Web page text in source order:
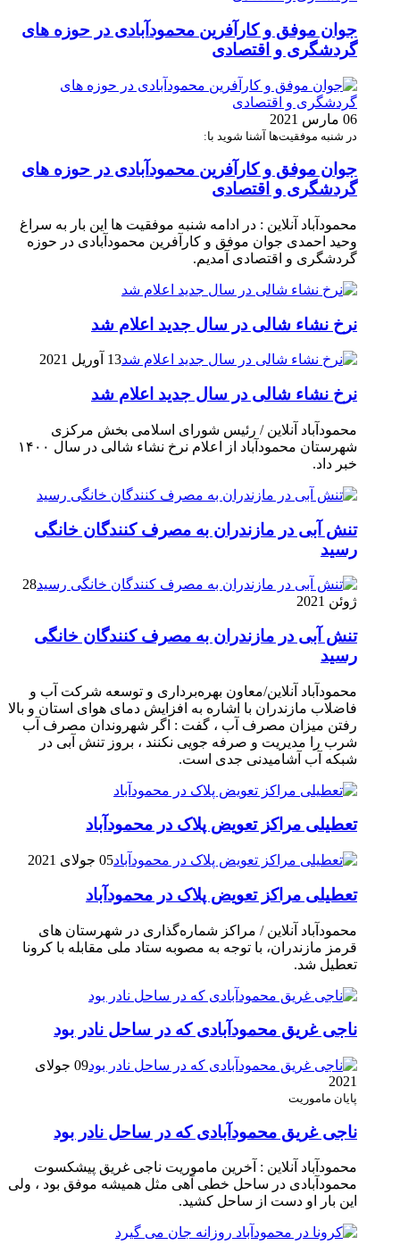
جوان موفق و کارآفرین محمودآبادی در حوزه های
گردشگری و اقتصادی
06 مارس 2021
در شنبه موفقیت‌ها آشنا شوید با:
جوان موفق و کارآفرین محمودآبادی در حوزه های
گردشگری و اقتصادی
محمودآباد آنلاین : در ادامه شنبه موفقیت ها این بار به سراغ
وحید احمدی جوان موفق و کارآفرین محمودآبادی در حوزه
گردشگری و اقتصادی آمدیم.
نرخ نشاء شالی در سال جدید اعلام شد
13 آوریل 2021
نرخ نشاء شالی در سال جدید اعلام شد
محمودآباد آنلاین / رئیس شورای اسلامی بخش مرکزی
شهرستان محمودآباد از اعلام نرخ نشاء شالی در سال ۱۴۰۰
خبر داد.
تنش آبی در مازندران به مصرف كنندگان خانگی
رسيد
28
ژوئن 2021
تنش آبی در مازندران به مصرف كنندگان خانگی
رسيد
محمودآباد آنلاین/معاون بهره‌برداری و توسعه شرکت آب و
فاضلاب مازندران با اشاره به افزایش دمای هوای استان و بالا
رفتن میزان مصرف آب ، گفت : اگر شهروندان مصرف آب
شرب را مدیریت و صرفه جویی نکنند ، بروز تنش آبی در
شبکه آب آشامیدنی جدی است.
تعطیلی مراکز تعویض پلاک در محمودآباد
05 جولای 2021
تعطیلی مراکز تعویض پلاک در محمودآباد
محمودآباد آنلاین / مراکز شماره‌گذاری در شهر‌ستان های
قرمز مازندران، با توجه به مصوبه ستاد ملی مقابله با کرونا
تعطیل شد.
ناجی غریق محمودآبادی که در ساحل نادر بود
09 جولای
2021
پایان ماموریت
ناجی غریق محمودآبادی که در ساحل نادر بود
محمودآباد آنلاین : آخرین ماموریت ناجی غریق پیشکسوت
محمودآبادی در ساحل خطی آهی مثل همیشه موفق بود ، ولی
این بار او دست از ساحل کشید.